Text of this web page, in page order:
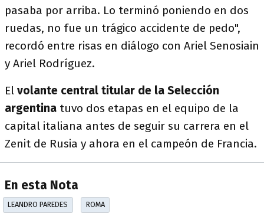
pasaba por arriba. Lo terminó poniendo en dos
ruedas, no fue un trágico accidente de pedo",
recordó entre risas en diálogo con Ariel Senosiain
y Ariel Rodríguez.
El volante central titular de la Selección
argentina tuvo dos etapas en el equipo de la
capital italiana antes de seguir su carrera en el
Zenit de Rusia y ahora en el campeón de Francia.
En esta Nota
LEANDRO PAREDES ROMA